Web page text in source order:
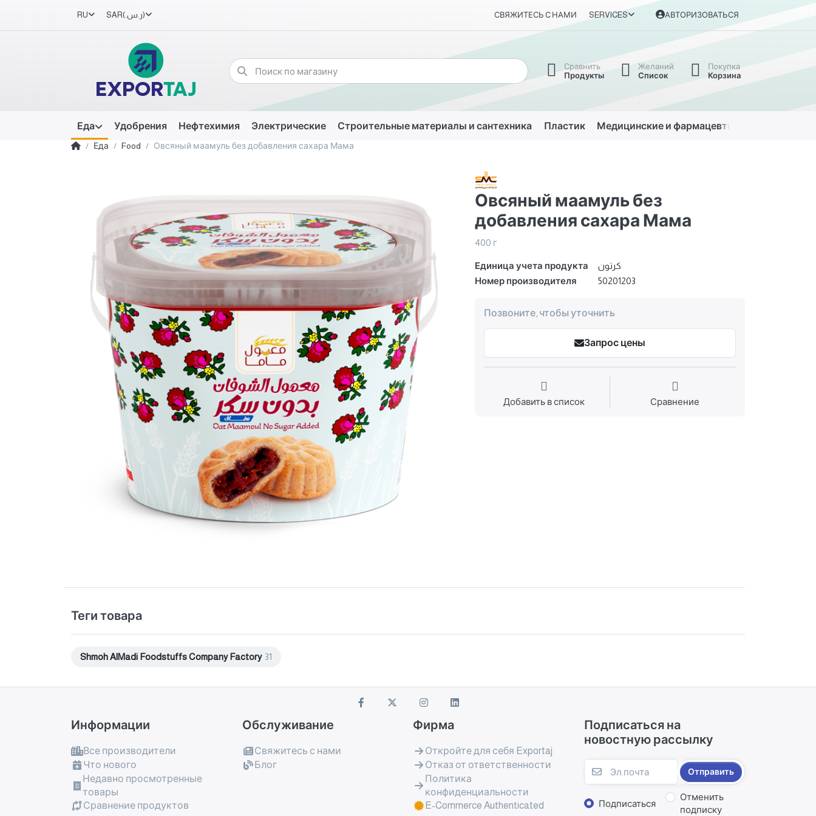
RU SAR (ر.س.‏) СВЯЖИТЕСЬ С НАМИ SERVICES АВТОРИЗОВАТЬСЯ
Сравнить
Продукты
Желаний
Список
Покупка
Корзина
Еда Удобрения Нефтехимия Электрические Строительные материалы и сантехника Пластик Медицинские и фармацевтические
Еда Food Овсяный маамуль без добавления сахара Мама
Овсяный маамуль без
добавления сахара Мама
400 г
Единица учета продукта
كرتون
Номер производителя
50201203
Позвоните, чтобы уточнить
Запрос цены
Добавить в список Сравнение
Теги товара
Shmoh AlMadi Foodstuffs Company Factory 31
Информации
Все производители
Что нового
Недавно просмотренные
товары
Сравнение продуктов
Обслуживание
Свяжитесь с нами
Блог
Фирма
Откройте для себя Exportaj
Отказ от ответственности
Политика
конфиденциальности
E-Commerce Authenticated
Подписаться на
новостную рассылку
Отправить
Подписаться
Отменить
подписку